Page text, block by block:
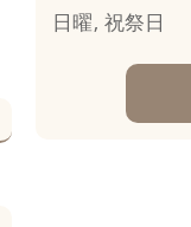
日曜, 祝祭日